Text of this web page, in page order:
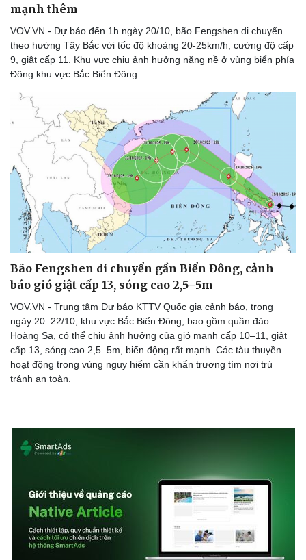
mạnh thêm
VOV.VN - Dự báo đến 1h ngày 20/10, bão Fengshen di chuyển
theo hướng Tây Bắc với tốc độ khoảng 20-25km/h, cường độ cấp
9, giật cấp 11. Khu vực chịu ảnh hưởng nặng nề ở vùng biển phía
Đông khu vực Bắc Biển Đông.
Bão Fengshen di chuyển gần Biển Đông, cảnh
báo gió giật cấp 13, sóng cao 2,5–5m
VOV.VN - Trung tâm Dự báo KTTV Quốc gia cảnh báo, trong
ngày 20–22/10, khu vực Bắc Biển Đông, bao gồm quần đảo
Hoàng Sa, có thể chịu ảnh hưởng của gió mạnh cấp 10–11, giật
cấp 13, sóng cao 2,5–5m, biển động rất mạnh. Các tàu thuyền
hoạt động trong vùng nguy hiểm cần khẩn trương tìm nơi trú
tránh an toàn.